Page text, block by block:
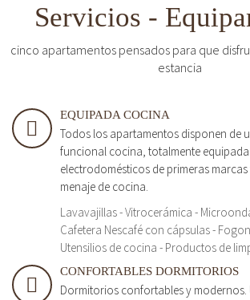
Servicios -
cinco apartamentos pensados para que
estancia
EQUIPADA COCINA
Todos los apartamentos disponen de
funcional cocina, totalmente
electrodomésticos de primeras
menaje de cocina.
Lavavajillas - Vitrocerámica -
Cafetera Nescafé con cápsulas -
Utensilios de cocina - Productos de
CONFORTABLES DORMITORIOS
Dormitorios confortables y modernos.